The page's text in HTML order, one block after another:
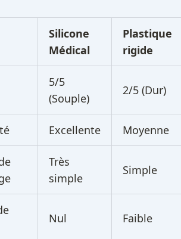
Silicone
Médical
Plastique
rigide
5/5
(Souple)
2/5 (Dur)
Excellente Moyenne
Très
simple
Simple
Nul Faible